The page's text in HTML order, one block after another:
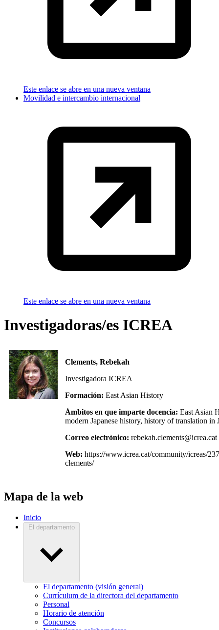
Este enlace se abre en una nueva ventana
Movilidad e intercambio internacional
Este enlace se abre en una nueva ventana
Investigadoras/es ICREA
Clements, Rebekah
Investigadora ICREA
Formación: East Asian History
Ámbitos en que imparte docencia: East Asian
modern Japanese history, history of translation in
Correo electrònico: rebekah.clements@icrea.cat
Web: https://www.icrea.cat/community/icreas/
clements/
Mapa de la web
Inicio
El departamento
El departamento (visión general)
Currículum de la directora del departamento
Personal
Horario de atención
Concursos